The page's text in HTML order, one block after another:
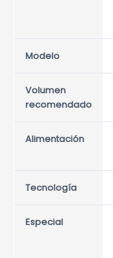
Modelo
Volumen
recomendado
Alimentación
Tecnología
Especial